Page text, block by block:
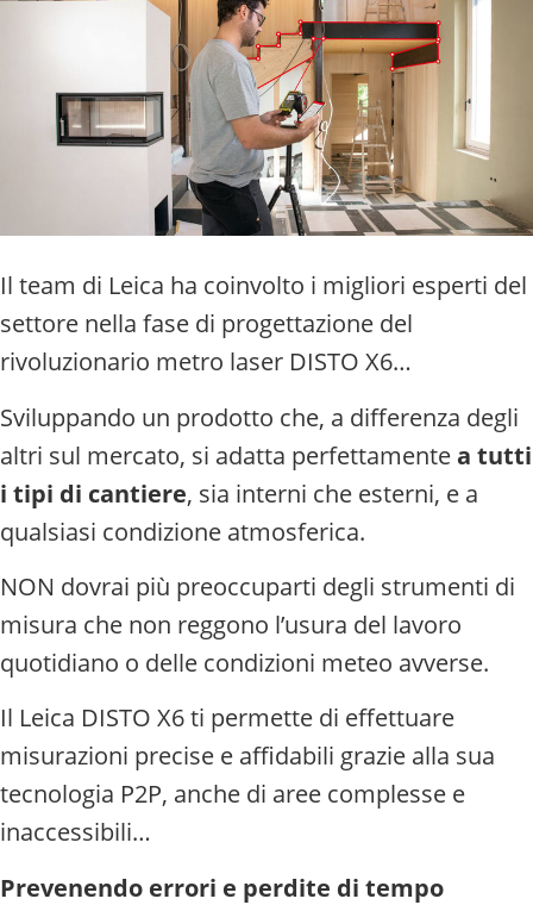
Il team di Leica ha coinvolto i migliori esperti del
settore nella fase di progettazione del
rivoluzionario metro laser DISTO X6…
Sviluppando un prodotto che, a differenza degli
altri sul mercato, si adatta perfettamentea tutti
i tipi di cantiere, sia interni che esterni, e a
qualsiasi condizione atmosferica.
NON dovrai più preoccuparti degli strumenti di
misura che non reggono l’usura del lavoro
quotidiano o delle condizioni meteo avverse.
Il Leica DISTO X6 ti permette di effettuare
misurazioni precise e affidabili grazie alla sua
tecnologia P2P, anche di aree complesse e
inaccessibili…
Prevenendo errori e perdite di tempo